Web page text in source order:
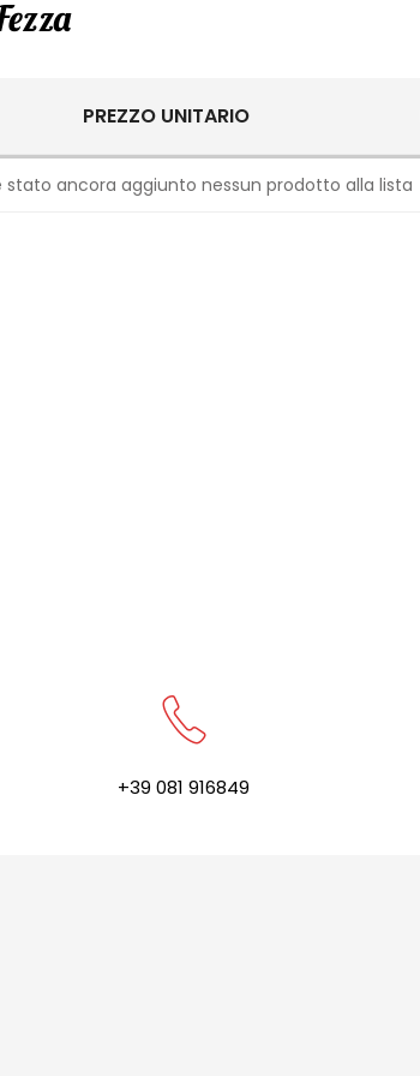
PREZZO UNITARIO
stato ancora aggiunto nessun prodotto alla lista
+39 081 916849